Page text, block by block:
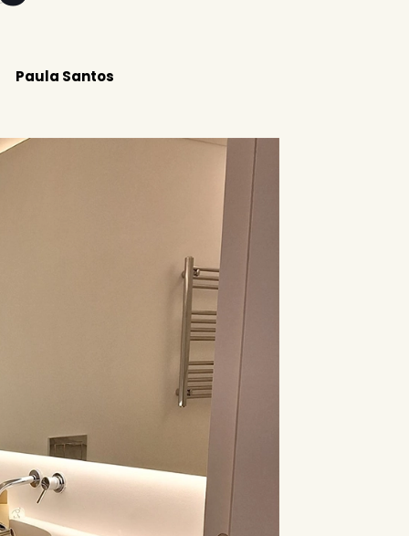
Paula Santos